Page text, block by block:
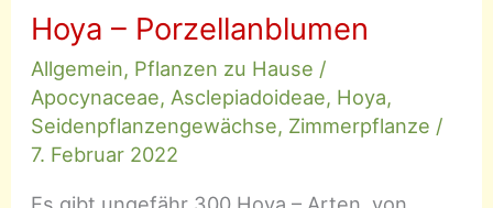
Hoya – Porzellanblumen
Allgemein, Pflanzen zu Hause /
Apocynaceae, Asclepiadoideae, Hoya,
Seidenpflanzengewächse, Zimmerpflanze /
7. Februar 2022